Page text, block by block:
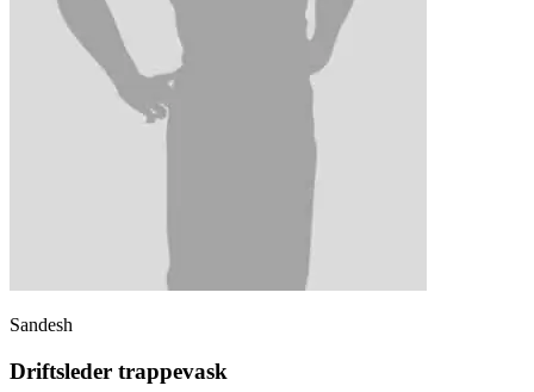
Sandesh
Driftsleder trappevask